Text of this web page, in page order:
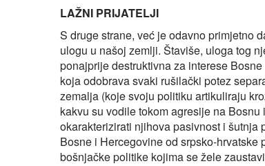
LAŽNI PRIJATELJI
S druge strane, već je odavno primjetno
ulogu u našoj zemlji. Štaviše, uloga tog
ponajprije destruktivna za interese
koja odobrava svaki rušilački potez
zemalja (koje svoju politiku artikuliraju
kakvu su vodile tokom agresije na
okarakterizirati njihova pasivnost i šutnja
Bosne i Hercegovine od srpsko-
bošnjačke politike kojima se žele